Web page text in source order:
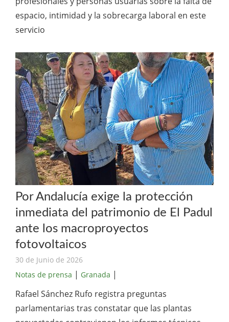
espacio, intimidad y la sobrecarga laboral en este
servicio
Por Andalucía exige la protección
inmediata del patrimonio de El Padul
ante los macroproyectos
fotovoltaicos
30 de Junio de 2026
Notas de prensa | Granada |
Rafael Sánchez Rufo registra preguntas
parlamentarias tras constatar que las plantas